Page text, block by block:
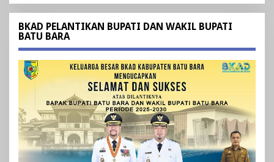
BKAD PELANTIKAN BUPATI DAN WAKIL BUPATI
BATU BARA